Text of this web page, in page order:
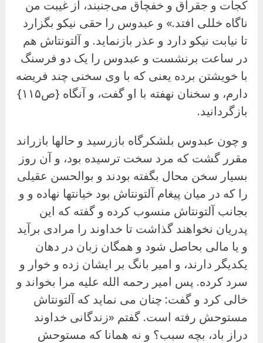
کجات و جقراق و خفچاق می‌جنبند، از غیبت من
ناگاه خللی افتد.» و عبدوس را حقی نیکو بگزارد
تا نیابت نیکو دارد و عذر بازنماید. و آلتونتاش هم
در ساعت برنشست و عبدوس را یک دو فرسنگ
با خویشتن برده یعنی که با وی سخنی چند فریضه
دارم، و سخنان نهفته با او گفت، و آنگاه {ص۱۱۵}
بازگردانید.
و چون عبدوس بلشکرگاه بازرسید و حالها بازراند
مقرر گشت که مرد سخت ترسیده بود، و آن روز
بسیار سخن محال بگفته بودند و بوالحسن عقیلی
را که در میان پیغام آلتونتاش بود خیانتها نهاده و و
بجانب آلتونتاش منسوب کرده و گفته که این
پدریان نخواهند گذاشت تا خداوند را مرادی برآید
و یا مالی بحاصل شود و همگان زبان در دهان
یکدیگر دارند، و امیر بانگ بر ایشان زده و خوار و
سرد کرده. پس امیر رحمه الله علیه مرا بخواند و
خالی کرد و گفت: چنان می نماید که آلتونتاش
مستوحش رفته است. گفتم «زندگانی خداوند
دراز باد، بچه سبب؟ و نه همانا که مستوحش